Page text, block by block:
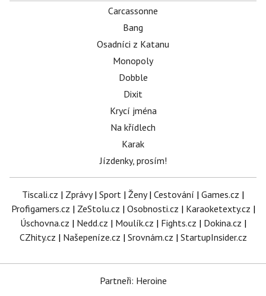
Carcassonne
Bang
Osadníci z Katanu
Monopoly
Dobble
Dixit
Krycí jména
Na křídlech
Karak
Jízdenky, prosím!
Tiscali.cz | Zprávy| Sport | Ženy| Cestování | Games.cz |
Profigamers.cz | ZeStolu.cz | Osobnosti.cz | Karaoketexty.cz |
Úschovna.cz | Nedd.cz | Moulík.cz | Fights.cz | Dokina.cz |
CZhity.cz | Našepeníze.cz | Srovnám.cz | StartupInsider.cz
Partneři: Heroine